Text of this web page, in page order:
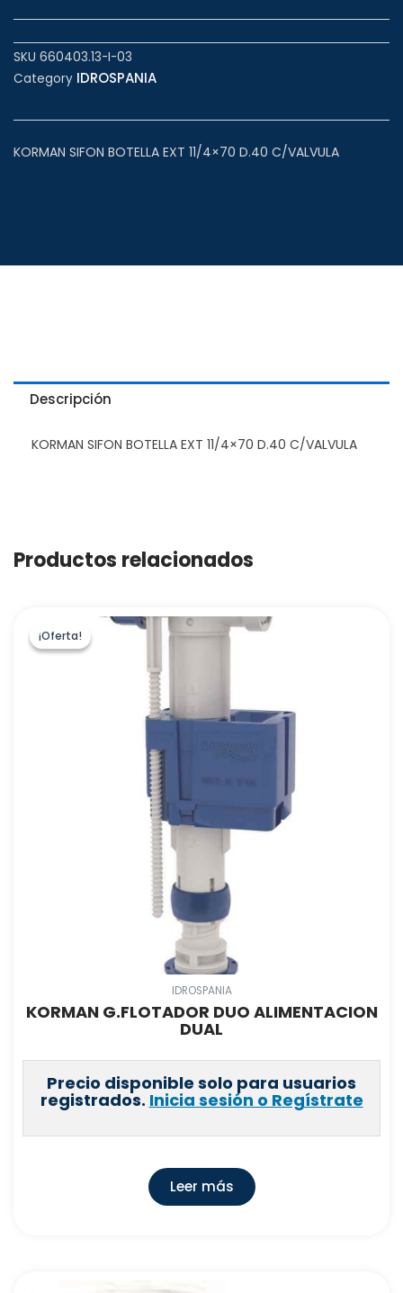
SKU 660403.13-I-03
Category IDROSPANIA
KORMAN SIFON BOTELLA EXT 11/4×70 D.40 C/VALVULA
Descripción
KORMAN SIFON BOTELLA EXT 11/4×70 D.40 C/VALVULA
Productos relacionados
¡Oferta!
¡Oferta!
IDROSPANIA
KORMAN G.FLOTADOR DUO ALIMENTACION
DUAL
Precio disponible solo para usuarios
registrados. Inicia sesión o Regístrate
Leer más